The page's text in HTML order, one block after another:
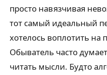
просто навязчивая
тот самый идеальный
хотелось воплотить на
Обыватель часто
читать мысли. Будто